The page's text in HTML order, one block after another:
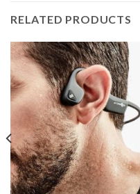
RELATED PRODUCTS